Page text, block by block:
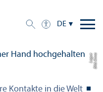
DE
Bil
d:
A
n
n
a
L
o
g
u
e
Kontakte in die Welt